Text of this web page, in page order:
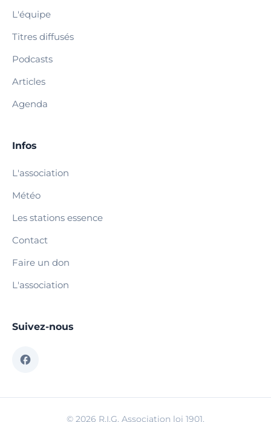
L'équipe
Titres diffusés
Podcasts
Articles
Agenda
Infos
L'association
Météo
Les stations essence
Contact
Faire un don
L'association
Suivez-nous
© 2026 R.I.G. Association loi 1901.